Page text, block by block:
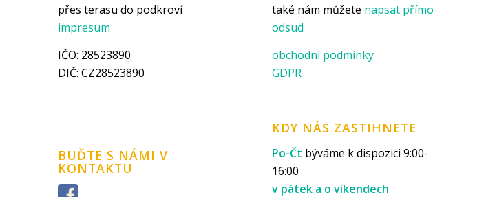
přes terasu do podkroví
impresum
IČO: 28523890
DIČ: CZ28523890
BUĎTE S NÁMI V
KONTAKTU
také nám můžete napsat přímo
odsud
obchodní podmínky
GDPR
KDY NÁS ZASTIHNETE
Po-Čt býváme k dispozici 9:00-
16:00
v pátek a o víkendech